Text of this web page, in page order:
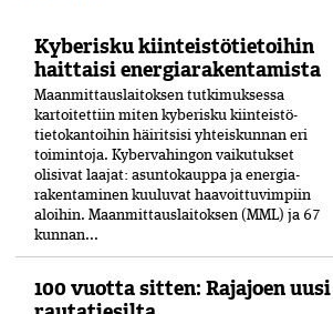
Kyberisku kiinteistötietoihin
haittaisi energiarakentamista
Maanmittauslaitoksen tutkimuksessa
kartoitettiin miten kyberisku kiinteistö­
tietokantoihin häiritsisi yhteiskunnan eri
toimintoja. Kyber­vahingon vaikutukset
olisivat laajat: asuntokauppa ja energia­
rakentaminen kuuluvat haavoittuvimpiin
aloihin. Maanmittauslaitoksen (MML) ja 67
kunnan...
100 vuotta sitten: Rajajoen uusi